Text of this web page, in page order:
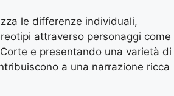
le differenze individuali,
attraverso personaggi come
e presentando una varietà di
a una narrazione ricca